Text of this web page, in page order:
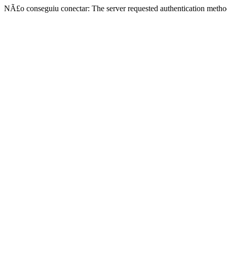
NÃ£o conseguiu conectar: The server requested authentication